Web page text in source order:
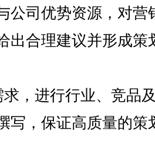
公司优势资源，对
出合理建议并形成策
，进行行业、竞品
写，保证高质量的策